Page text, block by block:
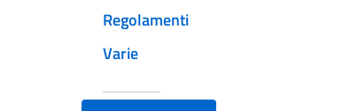
Regolamenti
Varie